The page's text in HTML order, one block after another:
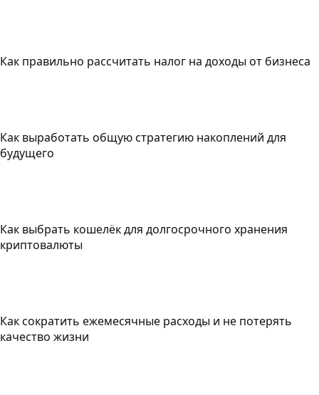
Как правильно рассчитать налог на доходы от бизнеса
Как выработать общую стратегию накоплений для
будущего
Как выбрать кошелёк для долгосрочного хранения
криптовалюты
Как сократить ежемесячные расходы и не потерять
качество жизни